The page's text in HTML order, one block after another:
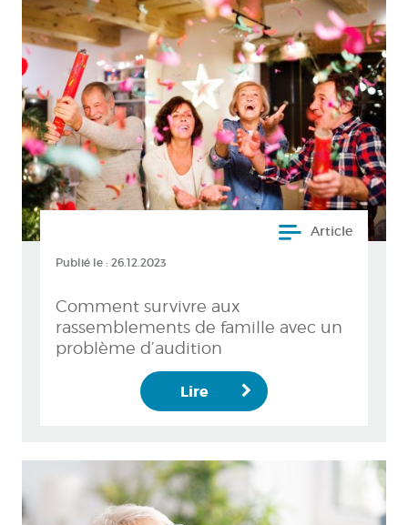
Article
Publié le : 26.12.2023
Comment survivre aux
rassemblements de famille avec un
problème d’audition
Lire